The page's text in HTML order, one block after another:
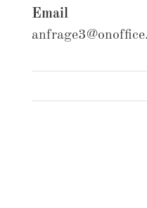
Email